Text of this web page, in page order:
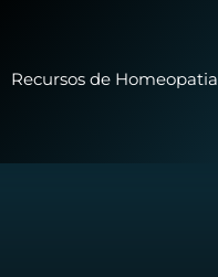
Recursos de Homeopatia